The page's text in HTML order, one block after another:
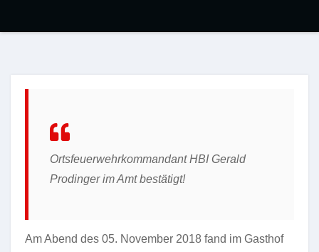
Ortsfeuerwehrkommandant HBI Gerald
Prodinger im Amt bestätigt!
Am Abend des 05. November 2018 fand im Gasthof